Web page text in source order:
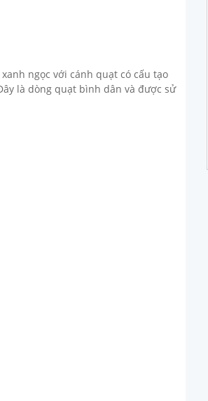
ngọc với cánh quạt có cấu tạo
là dòng quạt bình dân và được sử